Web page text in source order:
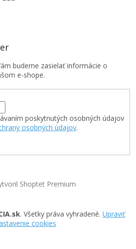
budeme zasielať informácie o
e-shope.
poskytnutých osobných údajov
osobných údajov.
Shoptet Premium
. Všetky práva vyhradené. Upraviť
cookies